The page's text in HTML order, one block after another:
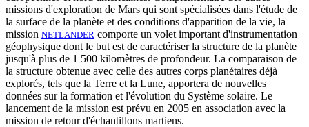
missions d'exploration de Mars qui sont spécialisées dans l'étude de
la surface de la planète et des conditions d'apparition de la vie, la
mission NETLANDER comporte un volet important d'instrumentation
géophysique dont le but est de caractériser la structure de la planète
jusqu'à plus de 1 500 kilomètres de profondeur. La comparaison de
la structure obtenue avec celle des autres corps planétaires déjà
explorés, tels que la Terre et la Lune, apportera de nouvelles
données sur la formation et l'évolution du Système solaire. Le
lancement de la mission est prévu en 2005 en association avec la
mission de retour d'échantillons martiens.